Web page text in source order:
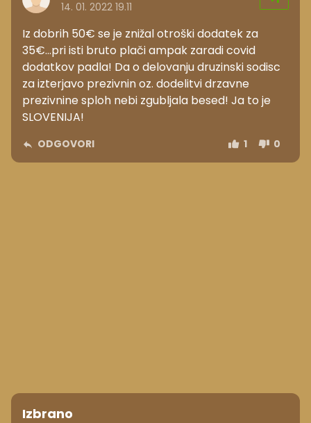
14. 01. 2022 19.11
Iz dobrih 50€ se je znižal otroški dodatek za
35€...pri isti bruto plači ampak zaradi covid
dodatkov padla! Da o delovanju druzinski sodisc
za izterjavo prezivnin oz. dodelitvi drzavne
prezivnine sploh nebi zgubljala besed! Ja to je
SLOVENIJA!
ODGOVORI 1 0
Izbrano